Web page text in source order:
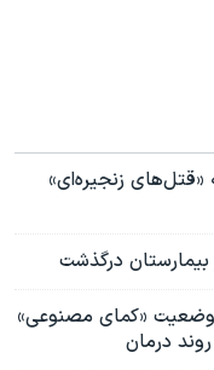
«قتل‌های زنجیره‌ای»
بیمارستان درگذشت
وضعیت «کمای مصنوعی»
درمان